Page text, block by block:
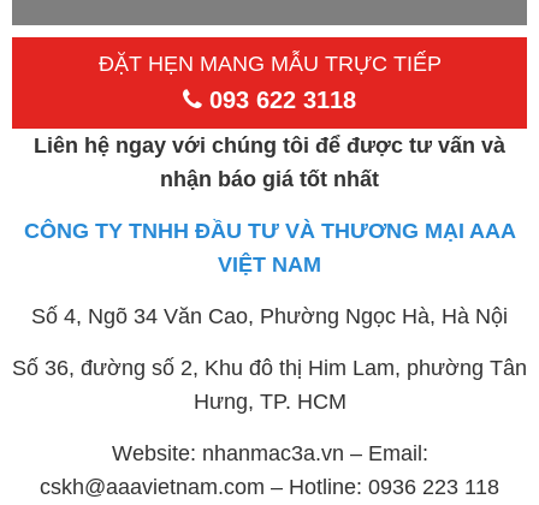
ĐẶT HẸN MANG MẪU TRỰC TIẾP
093 622 3118
Liên hệ ngay với chúng tôi để được tư vấn và
nhận báo giá tốt nhất
CÔNG TY TNHH ĐẦU TƯ VÀ THƯƠNG MẠI AAA
VIỆT NAM
Số 4, Ngõ 34 Văn Cao, Phường Ngọc Hà, Hà Nội
Số 36, đường số 2, Khu đô thị Him Lam, phường Tân
Hưng, TP. HCM
Website: nhanmac3a.vn – Email:
cskh@aaavietnam.com – Hotline: 0936 223 118